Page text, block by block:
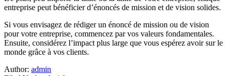
entreprise peut bénéficier d’énoncés de mission et de vision solides.
Si vous envisagez de rédiger un énoncé de mission ou de vision
pour votre entreprise, commencez par vos valeurs fondamentales.
Ensuite, considérez l’impact plus large que vous espérez avoir sur le
monde grâce à vos clients.
Author: admin